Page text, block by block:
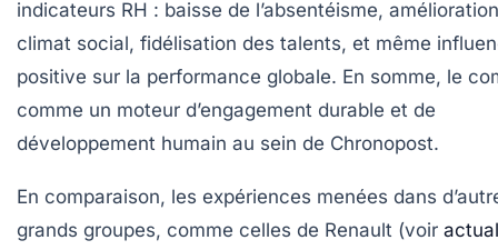
indicateurs RH : baisse de l’absentéisme,
climat social, fidélisation des talents, et même
positive sur la performance globale. En somme, le
comme un moteur d’engagement durable et de
développement humain au sein de Chronopost.
En comparaison, les expériences menées dans
grands groupes, comme celles de Renault (voir